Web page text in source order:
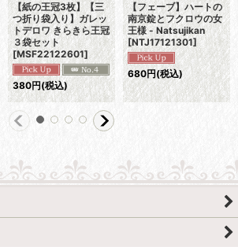
【紙の王冠3枚】【三
つ折り袋入り】ガレッ
トデロワ きらきら王冠
３袋セット
[MSF22122601]
380円(税込)
【フェーブ】ハートの
南京錠とフクロウの女
王様 - Natsujikan
[NTJ17121301]
680円(税込)